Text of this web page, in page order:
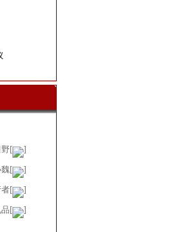
野[ ]
魏[ ]
者[ ]
品[
]